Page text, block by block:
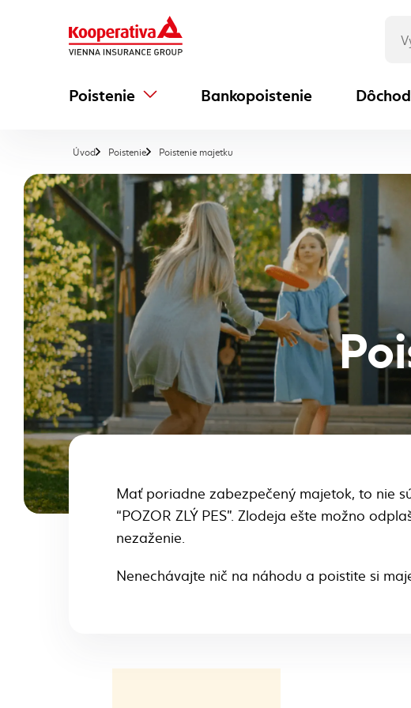
Poistenie Bankopoistenie
Úvod Poistenie Poistenie majetku
Mať poriadne zabezpečený majetok, to nie
“POZOR ZLÝ PES". Zlodeja ešte možno
nezaženie.
Nenechávajte nič na náhodu a poistite si